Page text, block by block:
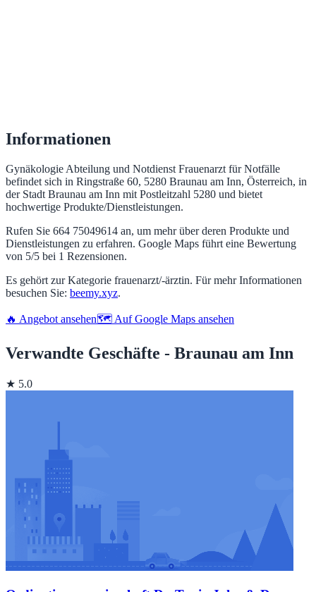
Informationen
Gynäkologie Abteilung und Notdienst Frauenarzt für Notfälle
befindet sich in Ringstraße 60, 5280 Braunau am Inn, Österreich, in
der Stadt Braunau am Inn mit Postleitzahl 5280 und bietet
hochwertige Produkte/Dienstleistungen.
Rufen Sie 664 75049614 an, um mehr über deren Produkte und
Dienstleistungen zu erfahren. Google Maps führt eine Bewertung
von 5/5 bei 1 Rezensionen.
Es gehört zur Kategorie frauenarzt/-ärztin. Für mehr Informationen
besuchen Sie: beemy.xyz.
🔥 Angebot ansehen🗺️ Auf Google Maps ansehen
Verwandte Geschäfte - Braunau am Inn
★ 5.0